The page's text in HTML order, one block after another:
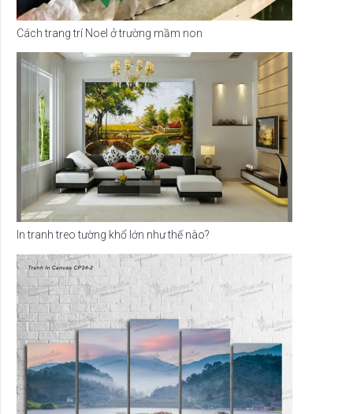
Cách trang trí Noel ở trường mầm non
In tranh treo tường khổ lớn như thế nào?